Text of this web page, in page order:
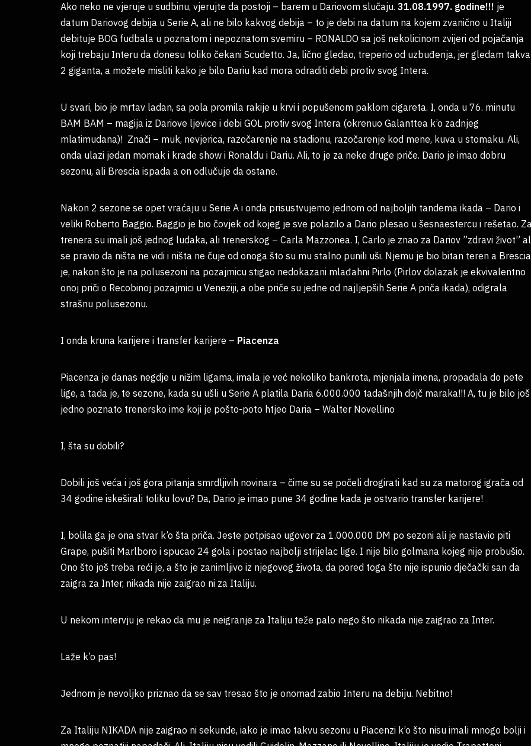
Ako neko ne vjeruje u sudbinu, vjerujte da postoji – barem u Dariovom slučaju. 31.08.1997. godine!!! je
datum Dariovog debija u Serie A, ali ne bilo kakvog debija – to je debi na datum na kojem zvanično u Italiji
debituje BOG fudbala u poznatom i nepoznatom svemiru – RONALDO sa još nekolicinom zvijeri od pojačanja
koji trebaju Interu da donesu toliko čekani Scudetto. Ja, lično gledao, treperio od uzbuđenja, jer gledam takva
2 giganta, a možete misliti kako je bilo Dariu kad mora odraditi debi protiv svog Intera.
U svari, bio je mrtav ladan, sa pola promila rakije u krvi i popušenom paklom cigareta. I, onda u 76. minutu
BAM BAM – magija iz Dariove ljevice i debi GOL protiv svog Intera (okrenuo Galanttea k’o zadnjeg
mlatimudana)! Znači – muk, nevjerica, razočarenje na stadionu, razočarenje kod mene, kuva u stomaku. Ali,
onda ulazi jedan momak i krade show i Ronaldu i Dariu. Ali, to je za neke druge priče. Dario je imao dobru
sezonu, ali Brescia ispada a on odlučuje da ostane.
Nakon 2 sezone se opet vraćaju u Serie A i onda prisustvujemo jednom od najboljih tandema ikada – Dario i
veliki Roberto Baggio. Baggio je bio čovjek od kojeg je sve polazilo a Dario plesao u šesnaestercu i rešetao.
trenera su imali još jednog ludaka, ali trenerskog – Carla Mazzonea. I, Carlo je znao za Dariov ”zdravi život”
se pravio da ništa ne vidi i ništa ne čuje od onoga što su mu stalno punili uši. Njemu je bio bitan teren a Brescia
je, nakon što je na polusezoni na pozajmicu stigao nedokazani mlađahni Pirlo (Pirlov dolazak je ekvivalentno
onoj priči o Recobinoj pozajmici u Veneziji, a obe priče su jedne od najljepših Serie A priča ikada), odigrala
strašnu polusezonu.
I onda kruna karijere i transfer karijere – Piacenza
Piacenza je danas negdje u nižim ligama, imala je već nekoliko bankrota, mjenjala imena, propadala do pete
lige, a tada je, te sezone, kada su ušli u Serie A platila Daria 6.000.000 tadašnjih dojč maraka!!! A, tu je bilo još
jedno poznato trenersko ime koji je pošto-poto htjeo Daria – Walter Novellino
I, šta su dobili?
Dobili još veća i još gora pitanja smrdljivih novinara – čime su se počeli drogirati kad su za matorog igrača od
34 godine iskeširali toliku lovu? Da, Dario je imao pune 34 godine kada je ostvario transfer karijere!
I, bolila ga je ona stvar k’o šta priča. Jeste potpisao ugovor za 1.000.000 DM po sezoni ali je nastavio piti
Grape, pušiti Marlboro i spucao 24 gola i postao najbolji strijelac lige. I nije bilo golmana kojeg nije probušio.
Ono što još treba reći je, a što je zanimljivo iz njegovog života, da pored toga što nije ispunio dječački san da
zaigra za Inter, nikada nije zaigrao ni za Italiju.
U nekom intervju je rekao da mu je neigranje za Italiju teže palo nego što nikada nije zaigrao za Inter.
Laže k’o pas!
Jednom je nevoljko priznao da se sav tresao što je onomad zabio Interu na debiju. Nebitno!
Za Italiju NIKADA nije zaigrao ni sekunde, iako je imao takvu sezonu u Piacenzi k’o što nisu imali mnogo bolji i